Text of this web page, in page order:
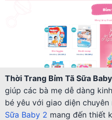
Thời Trang Bỉm Tã Sữa
giúp các bà mẹ dễ dàng
bé yêu với giao diện chuyên
Sữa Baby 2 mang đến thiết